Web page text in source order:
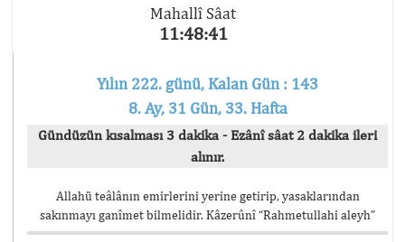
Mahallî Sâat
11:48:41
Yılın 222. günü, Kalan Gün : 143
8. Ay, 31 Gün, 33. Hafta
Gündüzün kısalması 3 dakika - Ezânî sâat 2 dakika ileri
alınır.
Allahü teâlânın emirlerini yerine getirip, yasaklarından
sakınmayı ganîmet bilmelidir. Kâzerûnî “Rahmetullahi aleyh”